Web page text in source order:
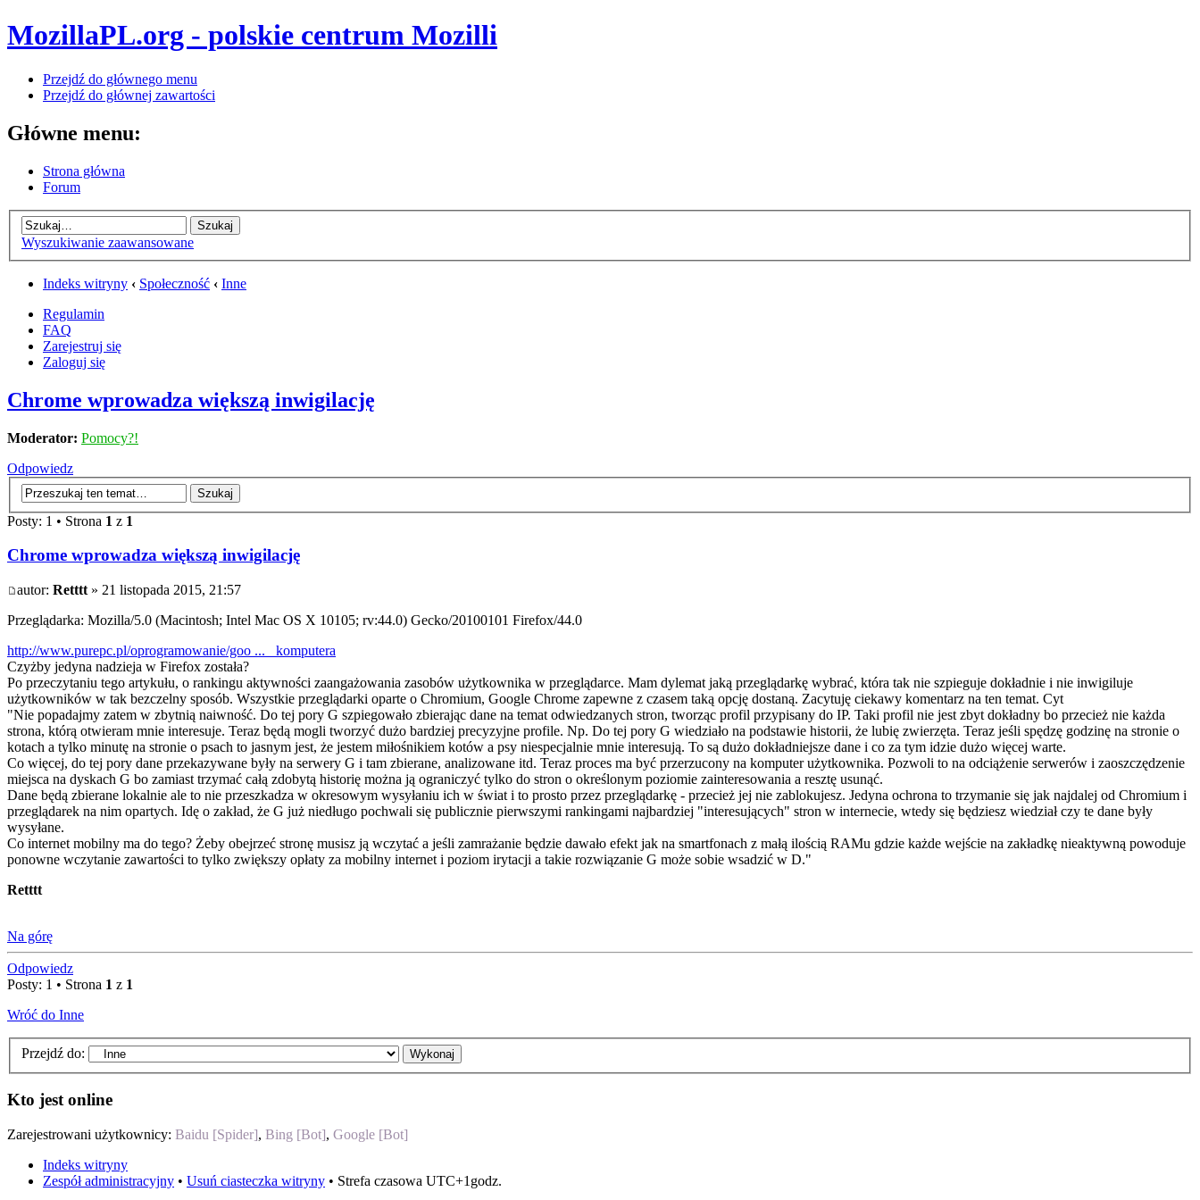
MozillaPL.org - polskie centrum Mozilli
Przejdź do głównego menu
Przejdź do głównej zawartości
Główne menu:
Strona główna
Forum
Wyszukiwanie zaawansowane
Indeks witryny ‹ Społeczność ‹ Inne
Regulamin
FAQ
Zarejestruj się
Zaloguj się
Chrome wprowadza większą inwigilację
Moderator: Pomocy?!
Odpowiedz
Posty: 1 • Strona 1 z 1
Chrome wprowadza większą inwigilację
autor: Retttt » 21 listopada 2015, 21:57
Przeglądarka: Mozilla/5.0 (Macintosh; Intel Mac OS X 10105; rv:44.0) Gecko/20100101 Firefox/44.0
http://www.purepc.pl/oprogramowanie/goo ... _komputera
Czyżby jedyna nadzieja w Firefox została?
Po przeczytaniu tego artykułu, o rankingu aktywności zaangażowania zasobów użytkownika w przeglądarce. Mam dylemat jaką przeglądarkę wybrać, która tak nie szpieguje dokładnie i nie inwigiluje
użytkowników w tak bezczelny sposób. Wszystkie przeglądarki oparte o Chromium, Google Chrome zapewne z czasem taką opcję dostaną. Zacytuję ciekawy komentarz na ten temat. Cyt
"Nie popadajmy zatem w zbytnią naiwność. Do tej pory G szpiegowało zbierając dane na temat odwiedzanych stron, tworząc profil przypisany do IP. Taki profil nie jest zbyt dokładny bo przecież nie każda
strona, którą otwieram mnie interesuje. Teraz będą mogli tworzyć dużo bardziej precyzyjne profile. Np. Do tej pory G wiedziało na podstawie historii, że lubię zwierzęta. Teraz jeśli spędzę godzinę na stronie o
kotach a tylko minutę na stronie o psach to jasnym jest, że jestem miłośnikiem kotów a psy niespecjalnie mnie interesują. To są dużo dokładniejsze dane i co za tym idzie dużo więcej warte.
Co więcej, do tej pory dane przekazywane były na serwery G i tam zbierane, analizowane itd. Teraz proces ma być przerzucony na komputer użytkownika. Pozwoli to na odciążenie serwerów i zaoszczędzenie
miejsca na dyskach G bo zamiast trzymać całą zdobytą historię można ją ograniczyć tylko do stron o określonym poziomie zainteresowania a resztę usunąć.
Dane będą zbierane lokalnie ale to nie przeszkadza w okresowym wysyłaniu ich w świat i to prosto przez przeglądarkę - przecież jej nie zablokujesz. Jedyna ochrona to trzymanie się jak najdalej od Chromium i
przeglądarek na nim opartych. Idę o zakład, że G już niedługo pochwali się publicznie pierwszymi rankingami najbardziej "interesujących" stron w internecie, wtedy się będziesz wiedział czy te dane były
wysyłane.
Co internet mobilny ma do tego? Żeby obejrzeć stronę musisz ją wczytać a jeśli zamrażanie będzie dawało efekt jak na smartfonach z małą ilością RAMu gdzie każde wejście na zakładkę nieaktywną powoduje
ponowne wczytanie zawartości to tylko zwiększy opłaty za mobilny internet i poziom irytacji a takie rozwiązanie G może sobie wsadzić w D."
Retttt
Na górę
Odpowiedz
Posty: 1 • Strona 1 z 1
Wróć do Inne
Przejdź do:
Kto jest online
Zarejestrowani użytkownicy: Baidu [Spider], Bing [Bot], Google [Bot]
Indeks witryny
Zespół administracyjny • Usuń ciasteczka witryny • Strefa czasowa UTC+1godz.